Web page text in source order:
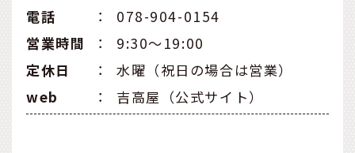
電話
：
078-904-0154
営業時間
：
9:30～19:00
定休日
：
水曜（祝日の場合は営業）
web
： 吉高屋（公式サイト）